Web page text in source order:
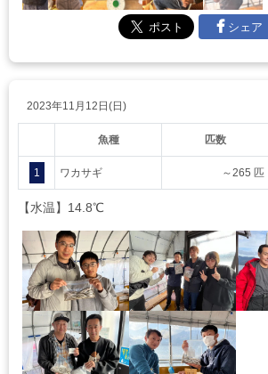
シェア
2023年11月12日(日)
魚種 匹数
1 ワカサギ ～265 匹
【水温】14.8℃